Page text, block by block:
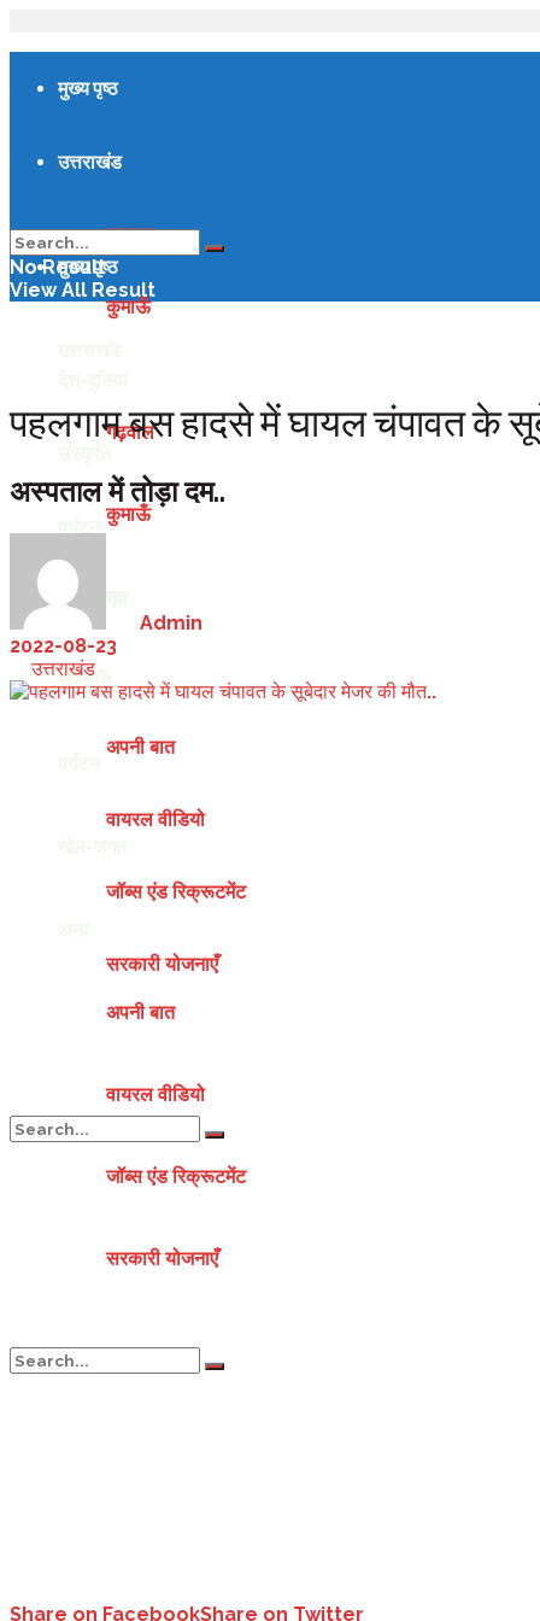
मुख्य पृष्ठ
उत्तराखंड
गढ़वाल
कुमाऊँ
पर्यटन
खेल-जगत
अन्य
अपनी बात
वायरल वीडियो
जॉब्स एंड रिक्रूटमेंट
सरकारी योजनाएँ
View All Result
मुख्य पृष्ठ
गढ़वाल
कुमाऊँ
देश-दुनिया
संस्कृति
अपनी बात
वायरल वीडियो
जॉब्स एंड रिक्रूटमेंट
सरकारी योजनाएँ
No Result
View All Result
पहलगाम बस हादसे में घायल चंपावत के
अस्पताल में तोड़ा दम..
Admin
2022-08-23
उत्तराखंड
Share on FacebookShare on Twitter